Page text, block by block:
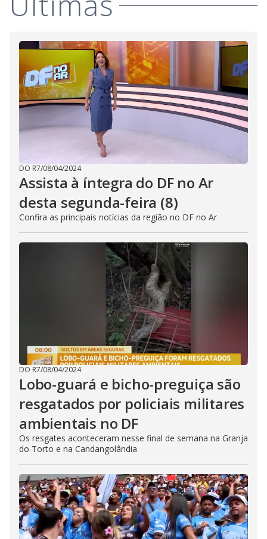
d
e
o
DO R7/08/04/2024
Assista à íntegra do DF no Ar
desta segunda-feira (8)
Confira as principais notícias da região no DF no Ar
DO R7/08/04/2024
Lobo-guará e bicho-preguiça são
resgatados por policiais militares
ambientais no DF
Os resgates aconteceram nesse final de semana na Granja
do Torto e na Candangolândia